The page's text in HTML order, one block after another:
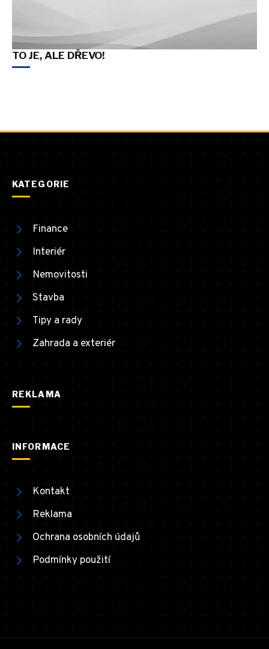
TO JE, ALE DŘEVO!
KATEGORIE
Finance
Interiér
Nemovitosti
Stavba
Tipy a rady
Zahrada a exteriér
REKLAMA
INFORMACE
Kontakt
Reklama
Ochrana osobních údajů
Podmínky použití